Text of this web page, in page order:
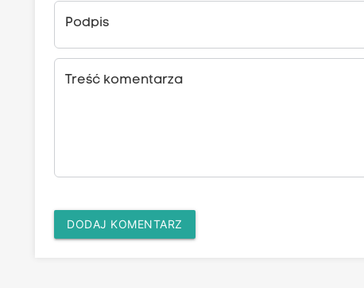
Podpis
Treść komentarza
DODAJ KOMENTARZ